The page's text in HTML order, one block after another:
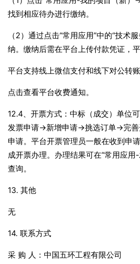
找到相应待办进行缴纳。
（2）通过点击“常用应用”中的“技术
纳。缴纳后需在平台上传付款凭证，
平台支持线上微信支付和线下对公转
点击查看平台收费通知。
12.4、开票方式：中标（成交）单位
发票申请→新增申请→挑选订单→完善
申请。平台开票管理员一般在收到申
成开票办理。办理结果可在“常用应用
查询。
13. 其他
无
14. 联系方式
采 购 人：中国五环工程有限公司